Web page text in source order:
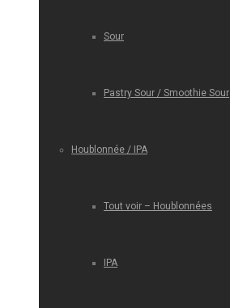
Sour
Pastry Sour / Smoothie Sour
Houblonnée / IPA
Tout voir – Houblonnées
IPA